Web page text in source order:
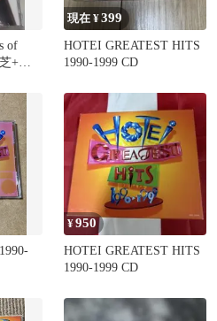
of
+資
現在 ¥399
HOTEI GREATEST HITS
1990-1999 CD
¥950
HOTEI GREATEST HITS
1990-1999 CD